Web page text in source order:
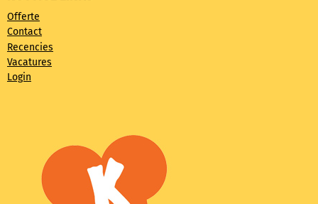
Offerte
Contact
Recencies
Vacatures
Login